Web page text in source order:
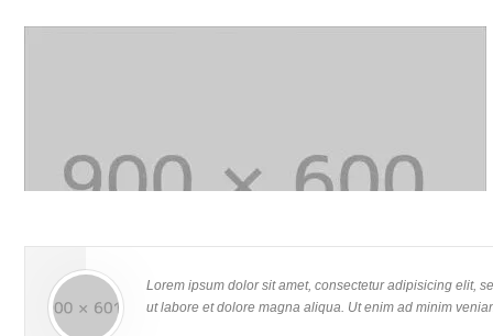
Lorem ipsum dolor sit amet, consectetur adipisicing elit, sed do
eiusmod tempor incididunt ut labore et dolore magna aliqua. Ut enim
ad minim veniam, quis nostrud exercitation ullamco laboris nisi ut
aliquip ex ea commodo consequat. Duis aute irure dolor in
Lorem ipsum dolor sit amet, consectetur adipisicing elit,
ut labore et dolore magna aliqua. Ut enim ad minim